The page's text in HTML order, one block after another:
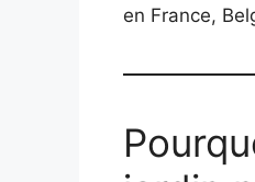
en France,